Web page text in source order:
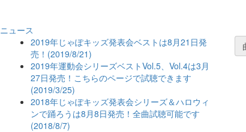
ニュース
2019年じゃぽキッズ発表会ベストは8月21日発
売！(2019/8/21)
2019年運動会シリーズベストVol.5、Vol.4は3月
27日発売！こちらのページで試聴できます
(2019/3/25)
2018年じゃぽキッズ発表会シリーズ＆ハロウィ
ンで踊ろうは8月8日発売！全曲試聴可能です
(2018/8/7)